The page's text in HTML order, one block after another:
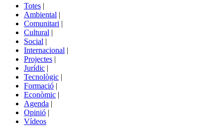
portals
Totes |
Ambiental |
Comunitari |
Cultural |
Social |
Internacional |
Projectes |
Jurídic |
Tecnològic |
Formació |
Econòmic |
Agenda |
Opinió |
Vídeos